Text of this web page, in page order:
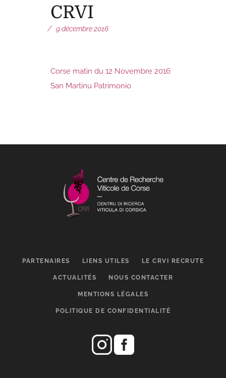
CRVI
9 décembre 2016
Corse matin du 12 Novembre 2016
San Martinu Patrimonio
PARTENAIRES LIENS UTILES LE CRVI RECRUTE
ACTUALITÉS NOUS CONTACTER
MENTIONS LÉGALES
POLITIQUE DE CONFIDENTIALITÉ